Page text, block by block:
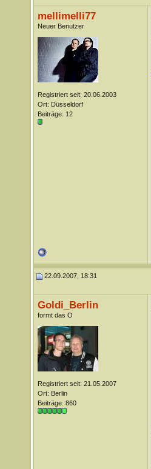
mellimelli77
Neuer Benutzer
Registriert seit: 20.06.2003
Ort: Düsseldorf
Beiträge: 12
22.09.2007, 18:31
Goldi_Berlin
formt das O
Registriert seit: 21.05.2007
Ort: Berlin
Beiträge: 860